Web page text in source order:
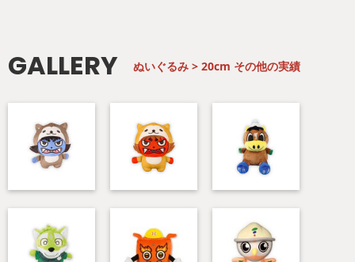
GALLERY ぬいぐるみ > 20cm その他の実績